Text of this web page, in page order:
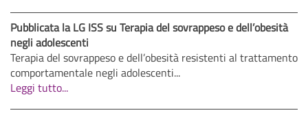
Pubblicata la LG ISS su Terapia del sovrappeso e dell’obesità
negli adolescenti
Terapia del sovrappeso e dell’obesità resistenti al trattamento
comportamentale negli adolescenti...
Leggi tutto...